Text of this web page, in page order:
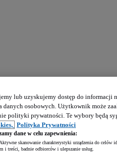
lub uzyskujemy dostęp do
danych osobowych. Użytkownik może
polityki prywatności. Te wybory będą
Polityka Prywatności
dane w celu zapewnienia:
skanowanie charakterystyki urządzenia do
i treści, badnie odbiorców i ulepszanie usług.